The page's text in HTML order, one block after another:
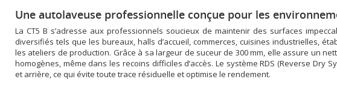
Une autolaveuse professionnelle conçue pour les
La CT5 B s’adresse aux professionnels soucieux de maintenir des surfaces
diversifiés tels que les bureaux, halls d’accueil, commerces, cuisines industrielles,
les ateliers de production. Grâce à sa largeur de suceur de 300 mm, elle assure un
homogènes, même dans les recoins difficiles d’accès. Le système RDS (Reverse Dry
et arrière, ce qui évite toute trace résiduelle et optimise le rendement.